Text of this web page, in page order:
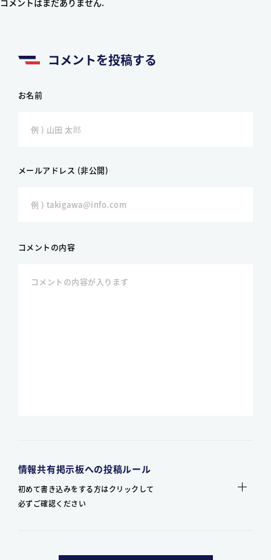
コメントを投稿する
お名前
メールアドレス (非公開)
コメントの内容
情報共有掲示板への投稿ルール
初めて書き込みをする方はクリックして
必ずご確認ください